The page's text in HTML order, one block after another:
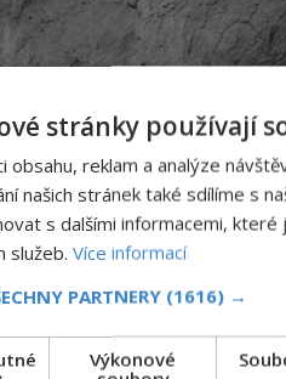
stránky používají
obsahu, reklam a analýze
našich stránek také sdílíme s
s dalšími informacemi,
služeb. Více informací
PARTNERY (1616) →
Výkonové